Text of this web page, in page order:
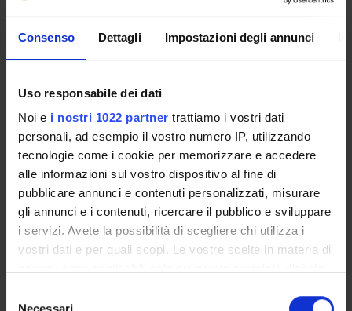
Consenso Dettagli Impostazioni degli annunci
Uso responsabile dei dati
Noi e i nostri 1022 partner trattiamo i vostri dati
personali, ad esempio il vostro numero IP, utilizzando
tecnologie come i cookie per memorizzare e accedere
alle informazioni sul vostro dispositivo al fine di
pubblicare annunci e contenuti personalizzati, misurare
gli annunci e i contenuti, ricercare il pubblico e sviluppare
i servizi. Avete la possibilità di scegliere chi utilizza i
vostri dati e per quali scopi. Le vostre scelte in materia di
modificare o revocare il proprio consenso in qualsiasi
Necessari
Organi collegiali e di governo
Rete formativa
Servizio Studenti Internazionali
OFFERTA FORMATIVA
CORSI DI LAUREA